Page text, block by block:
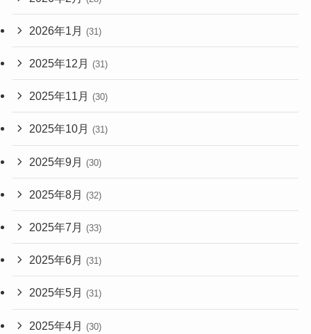
2026年1月 (31)
2025年12月 (31)
2025年11月 (30)
2025年10月 (31)
2025年9月 (30)
2025年8月 (32)
2025年7月 (33)
2025年6月 (31)
2025年5月 (31)
2025年4月 (30)